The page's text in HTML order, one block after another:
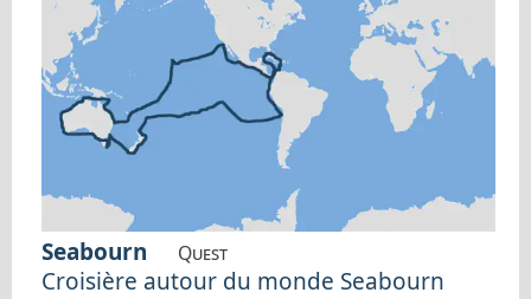
Seabourn Quest
Croisière autour du monde Seabourn